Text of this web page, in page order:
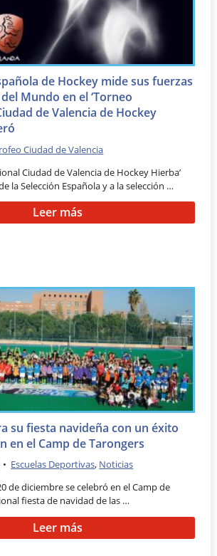
de Hockey mide sus fuerzas
Mundo en el ‘Torneo
de Valencia de Hockey
Ciudad de Valencia
Ciudad de Valencia de Hockey Hierba’
la Selección Española y a la selección …
Leer más
su fiesta navideña con un éxito
en el Camp de Tarongers
• Escuelas Deportivas, Noticias
de diciembre se celebró en el Camp de
fiesta de navidad de las …
Leer más